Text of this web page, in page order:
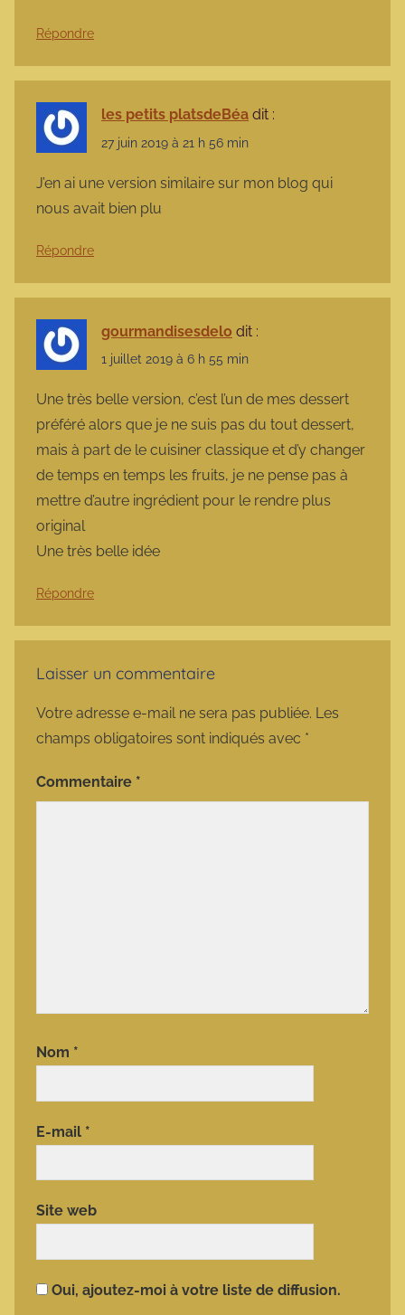
Répondre
les petits platsdeBéa dit :
27 juin 2019 à 21 h 56 min
J’en ai une version similaire sur mon blog qui
nous avait bien plu
Répondre
gourmandisesdelo dit :
1 juillet 2019 à 6 h 55 min
Une très belle version, c’est l’un de mes dessert
préféré alors que je ne suis pas du tout dessert,
mais à part de le cuisiner classique et d’y changer
de temps en temps les fruits, je ne pense pas à
mettre d’autre ingrédient pour le rendre plus
original
Une très belle idée
Répondre
Laisser un commentaire
Votre adresse e-mail ne sera pas publiée. Les
champs obligatoires sont indiqués avec *
Commentaire *
Nom *
E-mail *
Site web
Oui, ajoutez-moi à votre liste de diffusion.